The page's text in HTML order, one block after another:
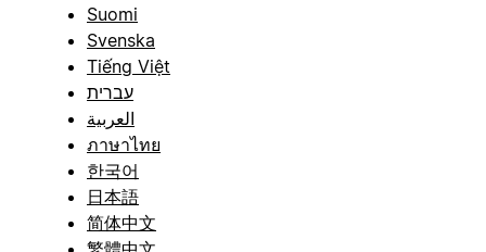
Suomi
Svenska
Tiếng Việt
עברית
العربية
ภาษาไทย
한국어
日本語
简体中文